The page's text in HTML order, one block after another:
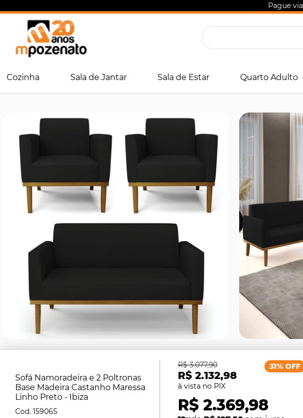
Pague via
Cozinha Sala de Jantar Sala de Estar Quarto Adulto
Sofá Namoradeira e 2 Poltronas
Base Madeira Castanho Maressa
Linho Preto - Ibiza
159065
R$ 2.132,98
R$ 3.077,90
R$ 2.369,98
31% OFF